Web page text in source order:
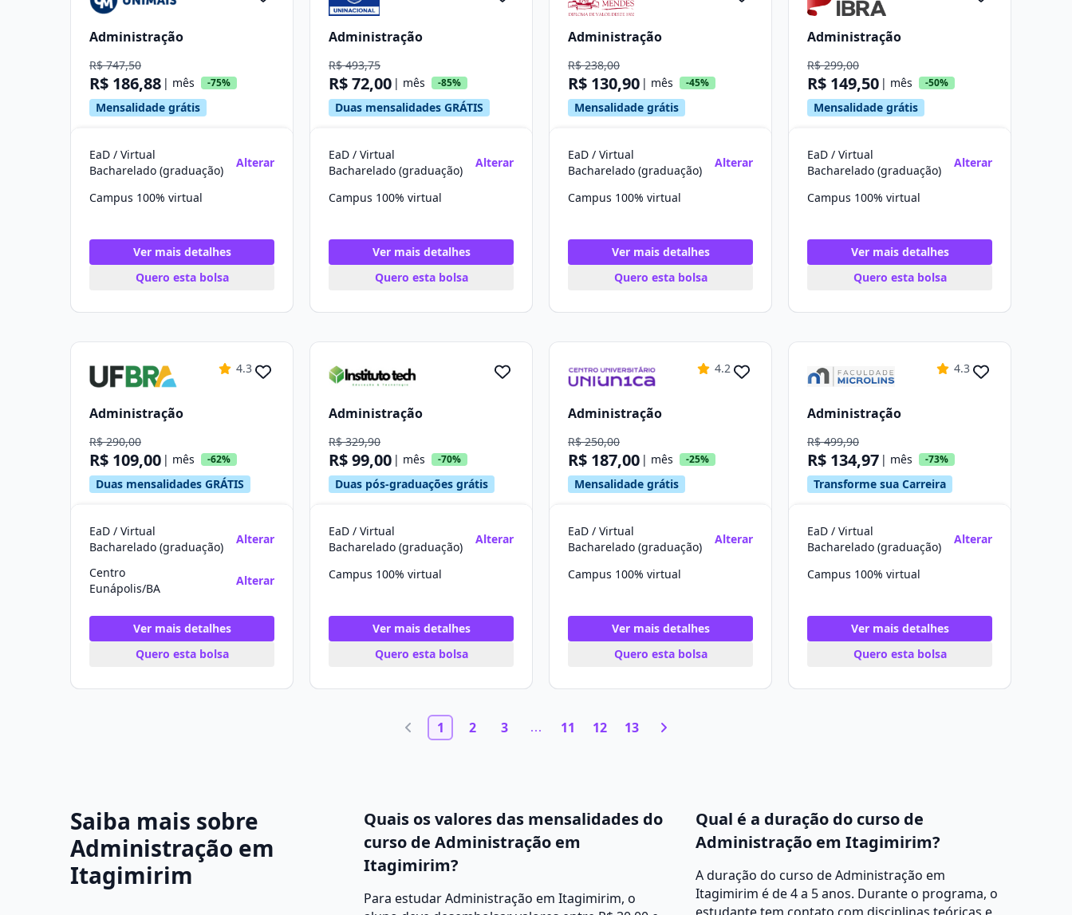
Administração
R$ 747,50
R$ 186,88 | mês -75%
Mensalidade grátis
EaD / Virtual
Bacharelado (graduação)
Alterar
Campus 100% virtual
Ver mais detalhes
Quero esta bolsa
Administração
R$ 493,75
R$ 72,00 | mês -85%
Duas mensalidades GRÁTIS
EaD / Virtual
Bacharelado (graduação)
Alterar
Campus 100% virtual
Ver mais detalhes
Quero esta bolsa
Administração
R$ 238,00
R$ 130,90 | mês -45%
Mensalidade grátis
EaD / Virtual
Bacharelado (graduação)
Alterar
Campus 100% virtual
Ver mais detalhes
Quero esta bolsa
Administração
R$ 299,00
R$ 149,50 | mês -50%
Mensalidade grátis
EaD / Virtual
Bacharelado (graduação)
Alterar
Campus 100% virtual
Ver mais detalhes
Quero esta bolsa
4.3
Administração
R$ 290,00
R$ 109,00 | mês -62%
Duas mensalidades GRÁTIS
EaD / Virtual
Bacharelado (graduação)
Alterar
Centro
Eunápolis/BA
Alterar
Ver mais detalhes
Quero esta bolsa
Administração
R$ 329,90
R$ 99,00 | mês -70%
Duas pós-graduações grátis
EaD / Virtual
Bacharelado (graduação)
Alterar
Campus 100% virtual
Ver mais detalhes
Quero esta bolsa
4.2
Administração
R$ 250,00
R$ 187,00 | mês -25%
Mensalidade grátis
EaD / Virtual
Bacharelado (graduação)
Alterar
Campus 100% virtual
Ver mais detalhes
Quero esta bolsa
4.3
Administração
R$ 499,90
R$ 134,97 | mês -73%
Transforme sua Carreira
EaD / Virtual
Bacharelado (graduação)
Alterar
Campus 100% virtual
Ver mais detalhes
Quero esta bolsa
1 2 3 11 12 13
Saiba mais sobre
Administração em
Itagimirim
Quais os valores das mensalidades do
curso de Administração em
Itagimirim?
Para estudar Administração em Itagimirim, o
Qual é a duração do curso de
Administração em Itagimirim?
A duração do curso de Administração em
Itagimirim é de 4 a 5 anos. Durante o programa, o